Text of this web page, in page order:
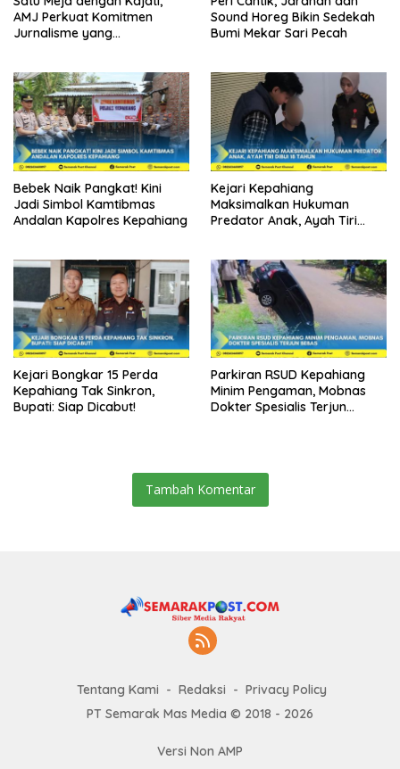
AMJ Perkuat Komitmen
Jurnalisme yang
Sound Horeg Bikin Sedekah
Bumi Mekar Sari Pecah
Bebek Naik Pangkat! Kini
Jadi Simbol Kamtibmas
Andalan Kapolres Kepahiang
Kejari Kepahiang
Maksimalkan Hukuman
Predator Anak, Ayah Tiri
Kejari Bongkar 15 Perda
Kepahiang Tak Sinkron,
Bupati: Siap Dicabut!
Parkiran RSUD Kepahiang
Minim Pengaman, Mobnas
Dokter Spesialis Terjun
Tambah Komentar
Tentang Kami Redaksi
Privacy Policy
PT Semarak Mas Media © 2018 - 2026
Versi Non AMP